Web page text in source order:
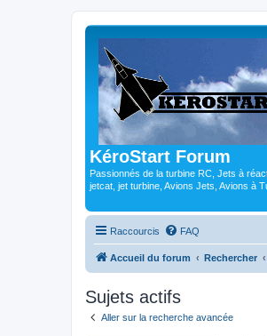
KéroStart Forum
Passionnés de la turbine RC, Jets à
jetcat, jet turbine, Avions Jets, Avions à
Raccourcis FAQ
Accueil du forum Rechercher
Sujets actifs
Aller sur la recherche avancée